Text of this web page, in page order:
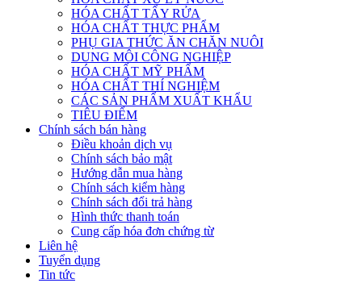
HÓA CHẤT TẨY RỬA
HÓA CHẤT THỰC PHẨM
PHỤ GIA THỨC ĂN CHĂN NUÔI
DUNG MÔI CÔNG NGHIỆP
HÓA CHẤT MỸ PHẨM
HÓA CHẤT THÍ NGHIỆM
CÁC SẢN PHẨM XUẤT KHẨU
TIÊU ĐIỂM
Chính sách bán hàng
Điều khoản dịch vụ
Chính sách bảo mật
Hướng dẫn mua hàng
Chính sách kiểm hàng
Chính sách đổi trả hàng
Hình thức thanh toán
Cung cấp hóa đơn chứng từ
Liên hệ
Tuyển dụng
Tin tức